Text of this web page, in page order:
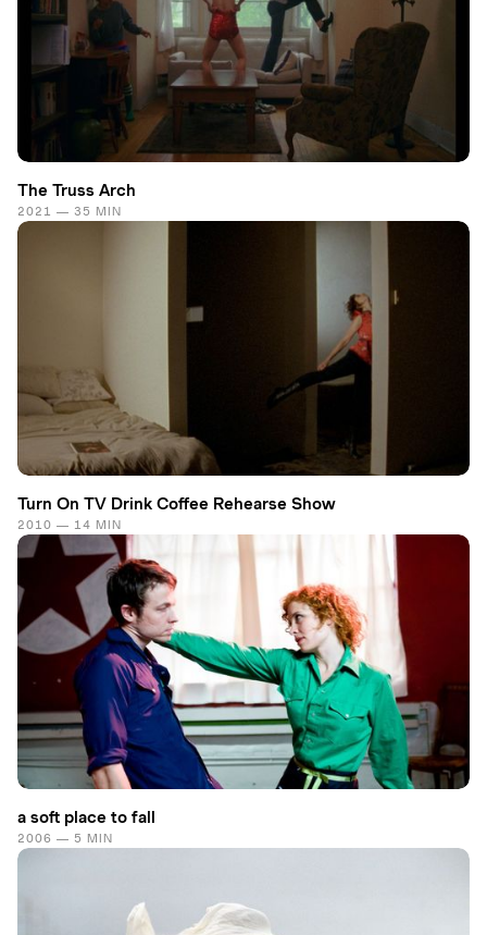
The Truss Arch
2021 — 35 MIN
Turn On TV Drink Coffee Rehearse Show
2010 — 14 MIN
a soft place to fall
2006 — 5 MIN